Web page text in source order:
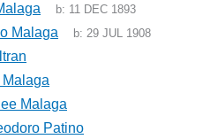
b: 11 DEC 1893
Malaga b:29 JUL 1908
Malaga
Malaga
Patino